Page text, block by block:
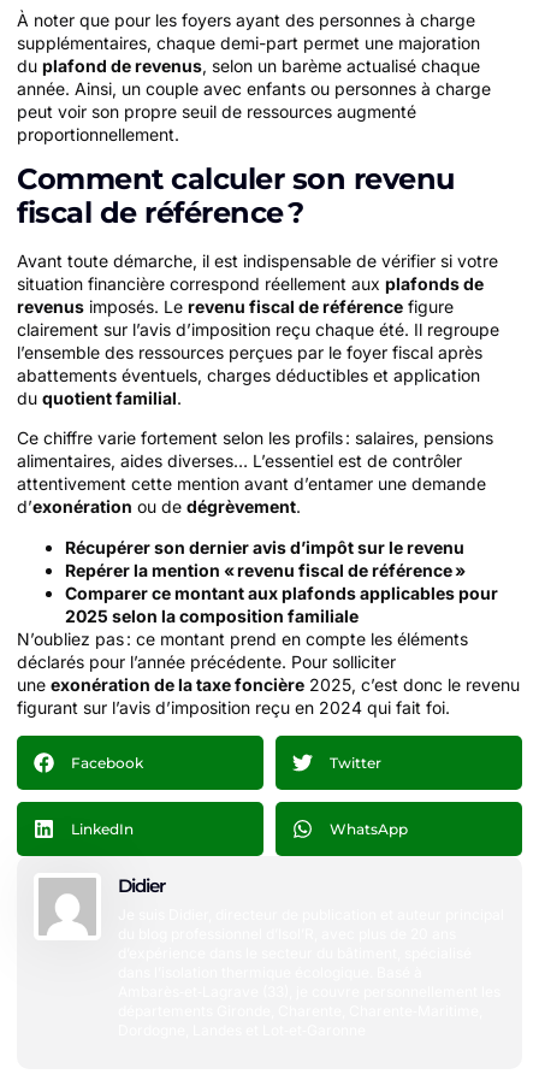
À noter que pour les foyers ayant des personnes à charge
supplémentaires, chaque demi-part permet une majoration
du plafond de revenus, selon un barème actualisé chaque
année. Ainsi, un couple avec enfants ou personnes à charge
peut voir son propre seuil de ressources augmenté
proportionnellement.
Comment calculer son revenu
fiscal de référence ?
Avant toute démarche, il est indispensable de vérifier si votre
situation financière correspond réellement aux plafonds de
revenus imposés. Le revenu fiscal de référence figure
clairement sur l’avis d’imposition reçu chaque été. Il regroupe
l’ensemble des ressources perçues par le foyer fiscal après
abattements éventuels, charges déductibles et application
du quotient familial.
Ce chiffre varie fortement selon les profils : salaires, pensions
alimentaires, aides diverses… L’essentiel est de contrôler
attentivement cette mention avant d’entamer une demande
d’exonération ou de dégrèvement.
Récupérer son dernier avis d’impôt sur le revenu
Repérer la mention « revenu fiscal de référence »
Comparer ce montant aux plafonds applicables pour
2025 selon la composition familiale
N’oubliez pas : ce montant prend en compte les éléments
déclarés pour l’année précédente. Pour solliciter
une exonération de la taxe foncière 2025, c’est donc le revenu
figurant sur l’avis d’imposition reçu en 2024 qui fait foi.
Facebook Twitter
LinkedIn WhatsApp
Didier